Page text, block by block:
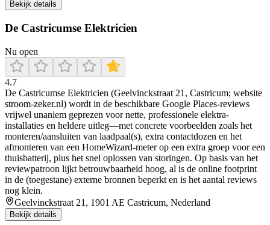
Bekijk details
De Castricumse Elektricien
Nu open
4.7
De Castricumse Elektricien (Geelvinckstraat 21, Castricum; website
stroom-zeker.nl) wordt in de beschikbare Google Places-reviews
vrijwel unaniem geprezen voor nette, professionele elektra-
installaties en heldere uitleg—met concrete voorbeelden zoals het
monteren/aansluiten van laadpaal(s), extra contactdozen en het
afmonteren van een HomeWizard-meter op een extra groep voor een
thuisbatterij, plus het snel oplossen van storingen. Op basis van het
reviewpatroon lijkt betrouwbaarheid hoog, al is de online footprint
in de (toegestane) externe bronnen beperkt en is het aantal reviews
nog klein.
Geelvinckstraat 21, 1901 AE Castricum, Nederland
Bekijk details